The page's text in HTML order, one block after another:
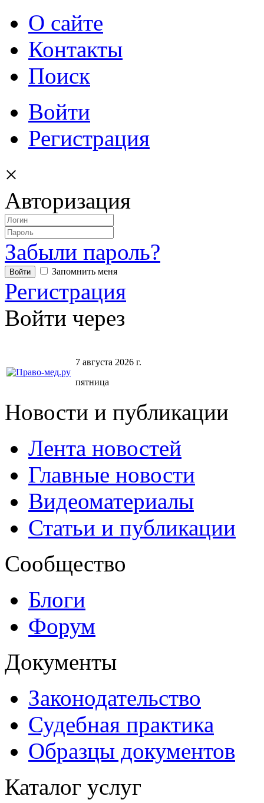
О сайте
Контакты
Поиск
Войти
Регистрация
×
Авторизация
Забыли пароль?
Запомнить меня
Регистрация
Войти через
7 августа 2026 г.
пятница
Новости и публикации
Лента новостей
Главные новости
Видеоматериалы
Статьи и публикации
Сообщество
Блоги
Форум
Документы
Законодательство
Судебная практика
Образцы документов
Каталог услуг